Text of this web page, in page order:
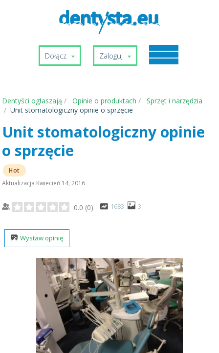
Dołącz Zaloguj
Dentyści ogłaszają Opinie o produktach
Sprzęt i narzędzia
Unit stomatologiczny opinie o sprzęcie
Unit stomatologiczny opinie
o sprzęcie
Hot
Aktualizacja Kwiecień 14, 2016
0.0 (0) 1683 3
Wystaw opinię